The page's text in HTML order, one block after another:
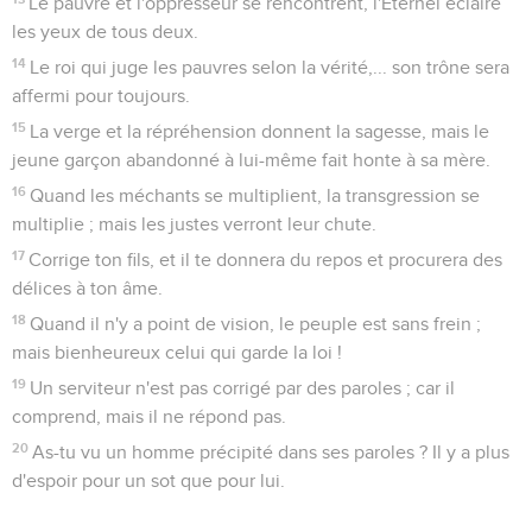
les yeux de tous deux.
14 Le roi qui juge les pauvres selon la vérité,... son trône sera
affermi pour toujours.
15 La verge et la répréhension donnent la sagesse, mais le
jeune garçon abandonné à lui-même fait honte à sa mère.
16 Quand les méchants se multiplient, la transgression se
multiplie ; mais les justes verront leur chute.
17 Corrige ton fils, et il te donnera du repos et procurera des
délices à ton âme.
18 Quand il n'y a point de vision, le peuple est sans frein ;
mais bienheureux celui qui garde la loi !
19 Un serviteur n'est pas corrigé par des paroles ; car il
comprend, mais il ne répond pas.
20 As-tu vu un homme précipité dans ses paroles ? Il y a plus
d'espoir pour un sot que pour lui.